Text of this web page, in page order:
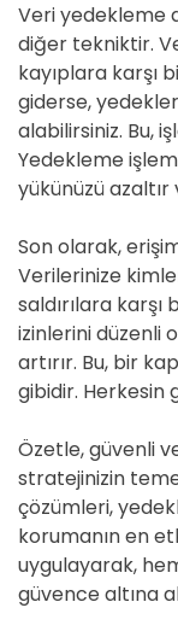
Veri yedekleme
diğer tekniktir.
kayıplara karşı
giderse,
alabilirsiniz. Bu,
Yedekleme
yükünüzü azaltır
Son olarak,
Verilerinize
saldırılara
izinlerini düzenli
artırır. Bu, bir
gibidir. Herkesin
Özetle, güvenli
stratejinizin
çözümleri,
korumanın en
uygulayarak,
güvence altına